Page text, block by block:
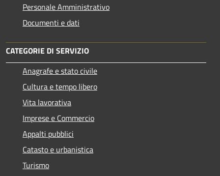
Personale Amministrativo
Documenti e dati
CATEGORIE DI SERVIZIO
Anagrafe e stato civile
Cultura e tempo libero
Vita lavorativa
Imprese e Commercio
Appalti pubblici
Catasto e urbanistica
Turismo